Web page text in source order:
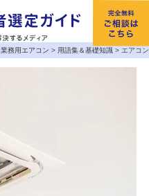
業務用エアコン > 用語集＆基礎知識 > エアコ